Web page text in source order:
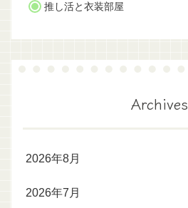
推し活と衣装部屋
Archives
2026年8月
2026年7月